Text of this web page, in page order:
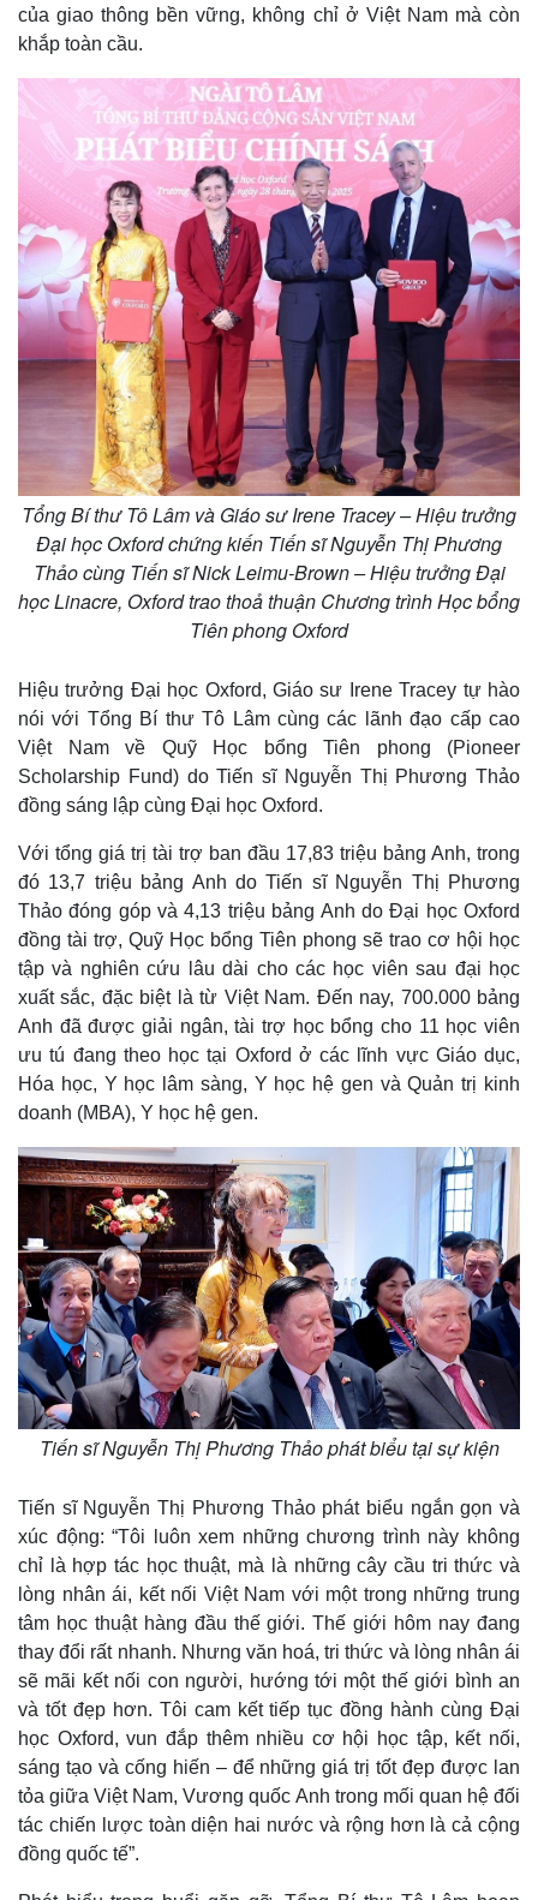
Kinh tế
Bất động sản
Khởi nghiệp
Thị trường
Giá vàng
Tiêu dùng
Tỷ giá
Chứng khoán
của giao thông bền vững, không chỉ ở Việt Nam mà còn
khắp toàn cầu.
Tổng Bí thư Tô Lâm và Giáo sư Irene Tracey – Hiệu trưởng
Đại học Oxford chứng kiến Tiến sĩ Nguyễn Thị Phương
Thảo cùng Tiến sĩ Nick Leimu-Brown – Hiệu trưởng Đại
học Linacre, Oxford trao thoả thuận Chương trình Học bổng
Tiên phong Oxford
Hiệu trưởng Đại học Oxford, Giáo sư Irene Tracey tự hào
nói với Tổng Bí thư Tô Lâm cùng các lãnh đạo cấp cao
Việt Nam về Quỹ Học bổng Tiên phong (Pioneer
Scholarship Fund) do Tiến sĩ Nguyễn Thị Phương Thảo
đồng sáng lập cùng Đại học Oxford.
Với tổng giá trị tài trợ ban đầu 17,83 triệu bảng Anh, trong
đó 13,7 triệu bảng Anh do Tiến sĩ Nguyễn Thị Phương
Thảo đóng góp và 4,13 triệu bảng Anh do Đại học Oxford
đồng tài trợ, Quỹ Học bổng Tiên phong sẽ trao cơ hội học
tập và nghiên cứu lâu dài cho các học viên sau đại học
xuất sắc, đặc biệt là từ Việt Nam. Đến nay, 700.000 bảng
Anh đã được giải ngân, tài trợ học bổng cho 11 học viên
ưu tú đang theo học tại Oxford ở các lĩnh vực Giáo dục,
Hóa học, Y học lâm sàng, Y học hệ gen và Quản trị kinh
doanh (MBA), Y học hệ gen.
Tiến sĩ Nguyễn Thị Phương Thảo phát biểu tại sự kiện
Tiến sĩ Nguyễn Thị Phương Thảo phát biểu ngắn gọn và
xúc động: “Tôi luôn xem những chương trình này không
chỉ là hợp tác học thuật, mà là những cây cầu tri thức và
lòng nhân ái, kết nối Việt Nam với một trong những trung
tâm học thuật hàng đầu thế giới. Thế giới hôm nay đang
thay đổi rất nhanh. Nhưng văn hoá, tri thức và lòng nhân ái
sẽ mãi kết nối con người, hướng tới một thế giới bình an
và tốt đẹp hơn. Tôi cam kết tiếp tục đồng hành cùng Đại
học Oxford, vun đắp thêm nhiều cơ hội học tập, kết nối,
sáng tạo và cống hiến – để những giá trị tốt đẹp được lan
tỏa giữa Việt Nam, Vương quốc Anh trong mối quan hệ đối
tác chiến lược toàn diện hai nước và rộng hơn là cả cộng
đồng quốc tế”.